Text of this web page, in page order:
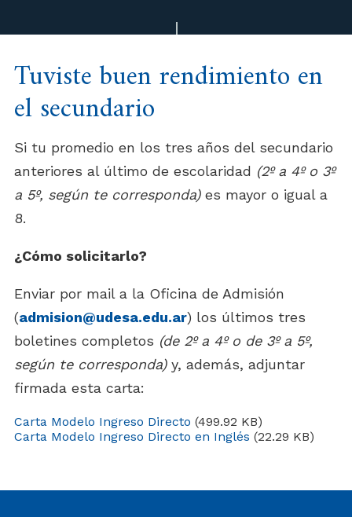
Tuviste buen rendimiento en
el secundario
Si tu promedio en los tres años del secundario
anteriores al último de escolaridad (2º a 4º o 3º
a 5º, según te corresponda)es mayor o igual a
8.
¿Cómo solicitarlo?
Enviar por mail a la Oficina de Admisión
(admision@udesa.edu.ar) los últimos tres
boletines completos (de 2º a 4º o de 3º a 5º,
según te corresponda)y, además, adjuntar
firmada esta carta:
Carta Modelo Ingreso Directo (499.92 KB)
Carta Modelo Ingreso Directo en Inglés (22.29 KB)